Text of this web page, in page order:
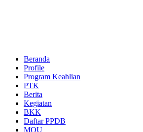
Beranda
Profile
Program Keahlian
PTK
Berita
Kegiatan
BKK
Daftar PPDB
MOU